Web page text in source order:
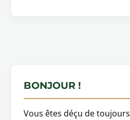
BONJOUR !
Vous êtes déçu de toujours